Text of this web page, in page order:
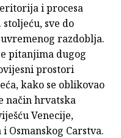
i procesa
sve do
razdoblja.
pitanjima dugog
prostori
kako se oblikovao
način hrvatska
Venecije,
Osmanskog Carstva.